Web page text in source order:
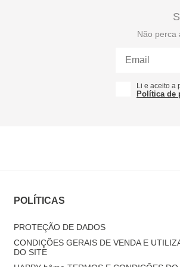
Não perca
Li e aceito a
Política de
POLÍTICAS
PROTEÇÃO DE DADOS
CONDIÇÕES GERAIS DE VENDA E
DO SITE